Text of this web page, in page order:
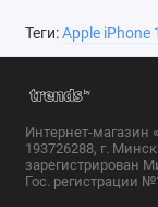
Теги:Apple iPhone
Интернет-магазин
193726288, г.
зарегистрирован
Гос. регистрации